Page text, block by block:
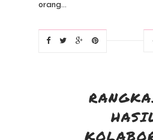
orang...